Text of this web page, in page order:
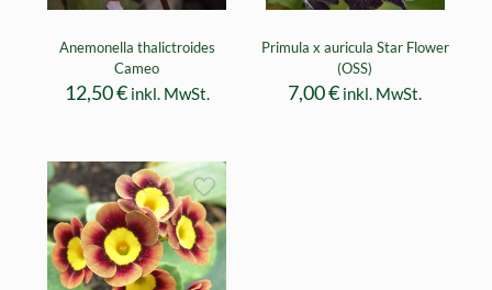
Anemonella thalictroides
Cameo
12,50€ inkl. MwSt.
Primula x auricula Star Flower
(OSS)
7,00€ inkl. MwSt.